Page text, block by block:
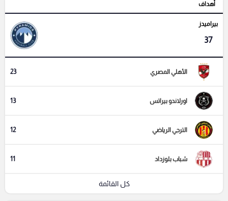
أهداف
بيراميدز
37
الأهلي المصري 23
اورلاندو بيراتس 13
الترجي الرياضي 12
شباب بلوزداد 11
كل القائمة